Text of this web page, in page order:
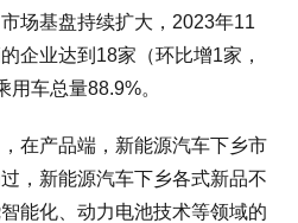
场基盘持续扩大，2023年11
企业达到18家（环比增1家，
用车总量88.9%。
在产品端，新能源汽车下乡市
，新能源汽车下乡各式新品不
能化、动力电池技术等领域的